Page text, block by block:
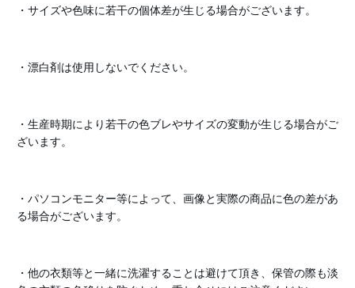
・サイズや色味に若干の個体差が生じる場合がございます。
・漂白剤は使用しないでください。
・生産時期により若干の色ブレやサイズの変動が生じる場合がご
ざいます。
・パソコンモニター等によって、画像と実際の商品に色の差があ
る場合がございます。
・他の衣類等と一緒に洗濯することは避けて頂き、保管の際も淡